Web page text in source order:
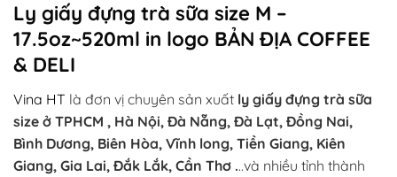
Ly giấy đựng trà sữa size M –
17.5oz~520ml in logo BẢN ĐỊA COFFEE
& DELI
Vina HT là đơn vị chuyên sản xuất ly giấy đựng trà sữa
size ở TPHCM , Hà Nội, Đà Nẵng, Đà Lạt, Đồng Nai,
Bình Dương, Biên Hòa, Vĩnh long, Tiền Giang, Kiên
Giang, Gia Lai, Đắk Lắk, Cần Thơ ...và nhiều tỉnh thành